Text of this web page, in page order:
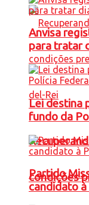
condições
Anvisa
para tratar
Lei destina
fundo da
Partido
candidato